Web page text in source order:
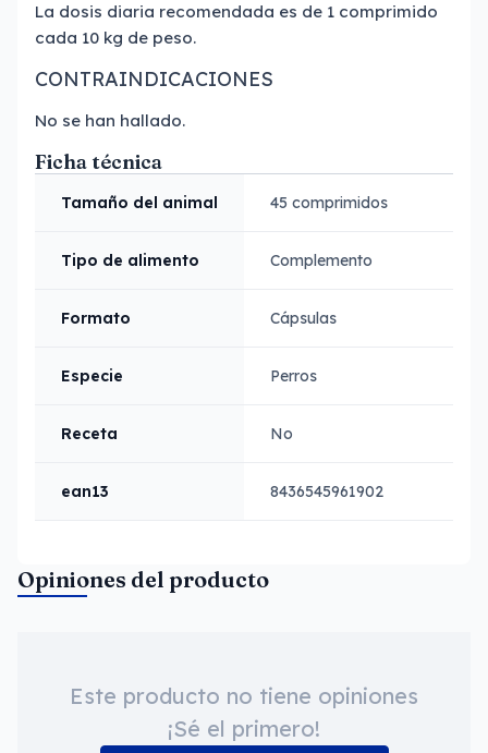
La dosis diaria recomendada es de 1 comprimido
cada 10 kg de peso.
CONTRAINDICACIONES
No se han hallado.
Ficha técnica
Tamaño del animal 45 comprimidos
Tipo de alimento Complemento
Formato Cápsulas
Especie Perros
Receta No
ean13 8436545961902
Opiniones del producto
Este producto no tiene opiniones
¡Sé el primero!